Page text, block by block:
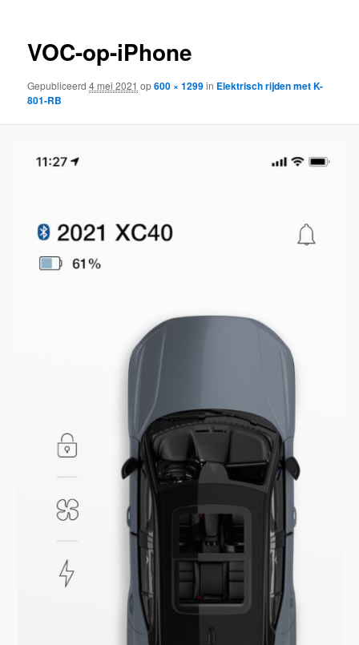
VOC-op-iPhone
Gepubliceerd4 mei 2021 op600 × 1299in Elektrisch rijden met K-
801-RB